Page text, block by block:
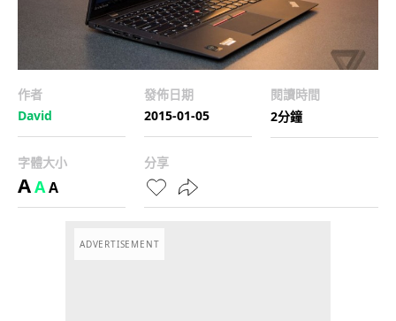
作者
David
發佈日期
2015-01-05
閱讀時間
2分鐘
字體大小
AAA
分享
ADVERTISEMENT